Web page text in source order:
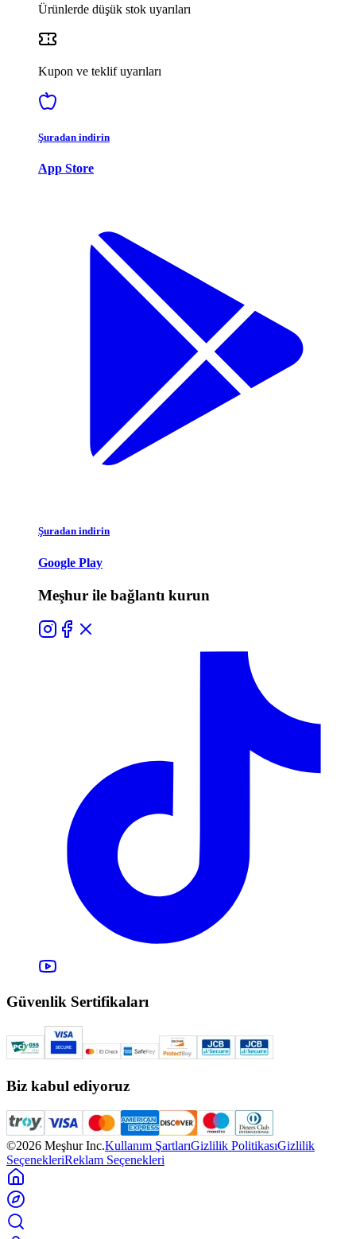
Ürünlerde düşük stok uyarıları
Kupon ve teklif uyarıları
Şuradan indirin
App Store
Şuradan indirin
Google Play
Meşhur ile bağlantı kurun
Güvenlik Sertifikaları
Biz kabul ediyoruz
©2026 Meşhur Inc.Kullanım ŞartlarıGizlilik PolitikasıGizlilik
SeçenekleriReklam Seçenekleri